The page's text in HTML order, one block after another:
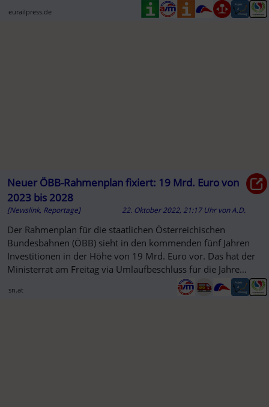
eurailpress.de
Neuer ÖBB-Rahmenplan fixiert: 19 Mrd. Euro von
2023 bis 2028
[Newslink, Reportage] 22. Oktober 2022, 21:17 Uhr vonA.D.
Der Rahmenplan für die staatlichen Österreichischen
Bundesbahnen (ÖBB) sieht in den kommenden fünf Jahren
Investitionen in der Höhe von 19 Mrd. Euro vor. Das hat der
Ministerrat am Freitag via Umlaufbeschluss für die Jahre
sn.at